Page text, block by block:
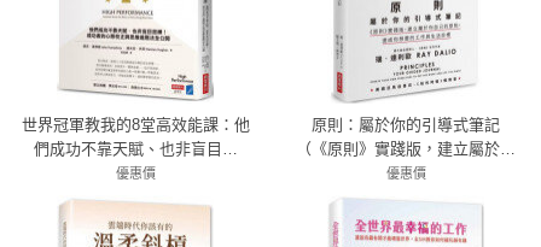
世界冠軍教我的8堂高效能課：他
們成功不靠天賦、也非盲目苦
練！成功者的心態校正與思維進
階法全公開
優惠價
79折 300元
原則：屬於你的引導式筆記
（《原則》實踐版，建立屬於你
自己的原則，達成你想要的工作
與生活目標）
優惠價
79折 277元